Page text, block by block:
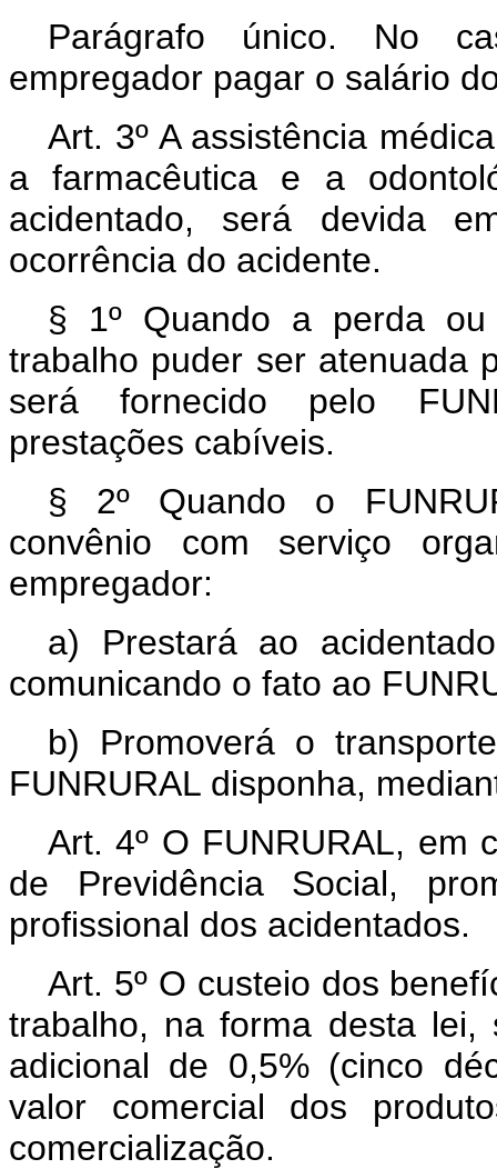
Parágrafo único. No
empregador pagar o salário
Art. 3º A assistência
a farmacêutica e a
acidentado, será devida
ocorrência do acidente.
§ 1º Quando a perda
trabalho puder ser atenuada
será fornecido pelo
prestações cabíveis.
§ 2º Quando o
convênio com serviço
empregador:
a) Prestará ao
comunicando o fato ao
b) Promoverá o
FUNRURAL disponha,
Art. 4º O FUNRURAL, em
de Previdência Social,
profissional dos acidentados.
Art. 5º O custeio dos
trabalho, na forma desta lei,
adicional de 0,5% (cinco
valor comercial dos
comercialização.